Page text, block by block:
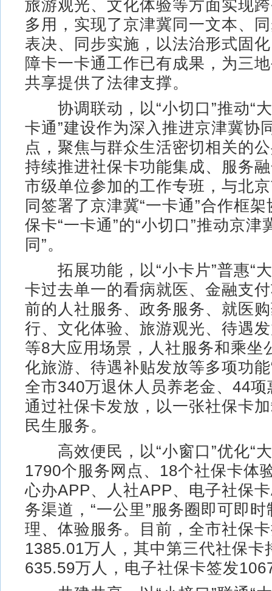
旅游观光、文化体验等方面实现
多用，实现了京津冀同一文本、
表决、同步实施，以法治形式固
障卡一卡通工作已有成果，为三
共享提供了法律支撑。
协调联动，以“小切口”推动“大
卡通”建设作为深入推进京津冀协
点，聚焦与群众生活密切相关的
持续推进社保卡功能集成、服务
市级单位参加的工作专班，与北
同签署了京津冀“一卡通”合作框
保卡“一卡通”的“小切口”推动京津
同”。
拓展功能，以“小卡片”普惠“大
卡过去单一的看病就医、金融支
前的人社服务、政务服务、就医
行、文化体验、旅游观光、待遇
等8大应用场景，人社服务和乘坐
化旅游、待遇补贴发放等多项功能
全市340万退休人员养老金、44
通过社保卡发放，以一张社保卡
民生服务。
高效便民，以“小窗口”优化“大
1790个服务网点、18个社保卡体
心办APP、人社APP、电子社保
务渠道，“一公里”服务圈即可即
理、体验服务。目前，全市社保
1385.01万人，其中第三代社保卡
635.59万人，电子社保卡签发